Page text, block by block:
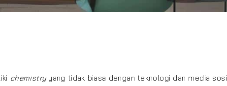
chemistryyang tidak biasa dengan teknologi dan media